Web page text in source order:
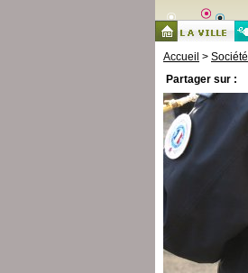
Accueil > Société
Partager sur :